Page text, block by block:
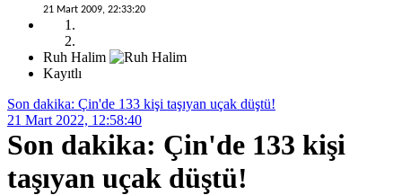
21 Mart 2009, 22:33:20
Ruh Halim
Kayıtlı
Son dakika: Çin'de 133 kişi taşıyan uçak düştü!
21 Mart 2022, 12:58:40
Son dakika: Çin'de 133 kişi
taşıyan uçak düştü!